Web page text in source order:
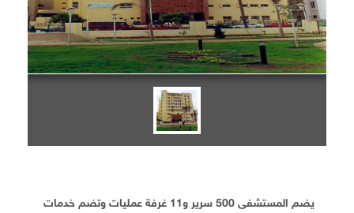
يضم المستشفى 500 سرير و11 غرفة عمليات وتضم خدمات